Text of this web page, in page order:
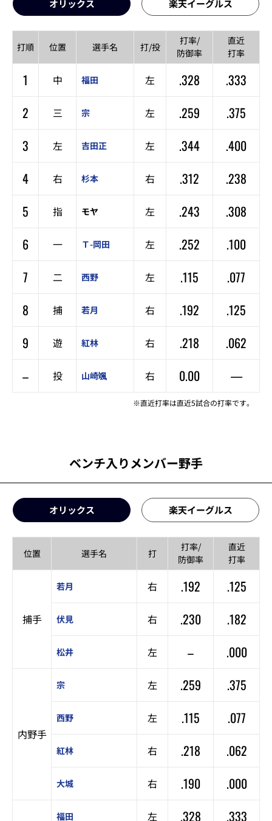
オリックス 楽天イーグルス
打順 位置 選手名 打/投
打率/
防御率
直近
打率
1 中 福田 左 .328
.333
2
三 宗 左 .259
.375
3
左 吉田正 左 .344
.400
4
右 杉本 右 .312
.238
5
指 モヤ 左 .243
.308
6
一 Ｔ-岡田 左 .252
.100
7
二 西野 左 .115
.077
8
捕 若月 右 .192
.125
9
遊 紅林 右 .218
.062
–
投 山崎颯 右 0.00 —
※直近打率は直近5試合の打率です。
ベンチ入りメンバー野手
オリックス 楽天イーグルス
位置 選手名 打
打率/
防御率
直近
打率
捕手
若月 右 .192 .125
伏見 右 .230 .182
松井 左 – .000
内野手
宗 左 .259 .375
西野 左 .115 .077
紅林 右 .218 .062
大城 右 .190 .000
福田 左 .328 .333